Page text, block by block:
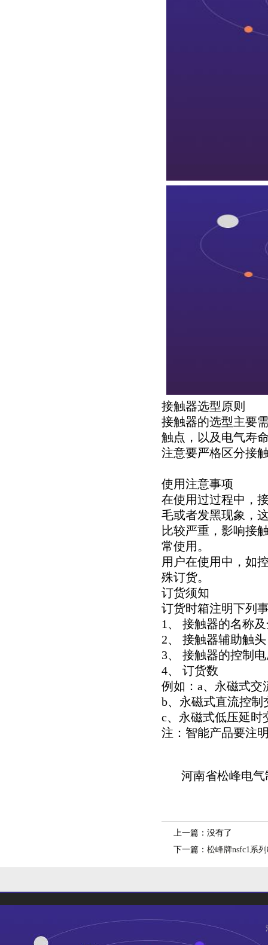
接触器选型原则
接触器的选型主要
触点，以及电气寿
注意要严格区分接
使用注意事项
在使用过过程中，
毛或者发黑现象，
比较严重，影响接
常使用。
用户在使用中，如
殊订货。
订货须知
订货时箱注明下列
1、 接触器的名称
2、 接触器辅助触
3、 接触器的控制
4、 订货数
例如：a、永磁式交
b、永磁式直流控制
c、永磁式低压延时
注：智能产品要注
河南省松峰电
上一篇：没有了
下一篇： 松峰牌nsfc1系